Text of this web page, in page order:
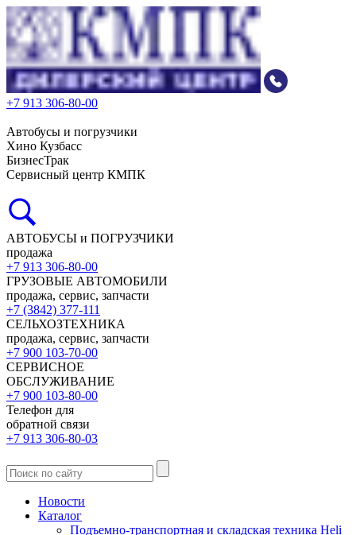
+7 913 306-80-00
Автобусы и погрузчики
Хино Кузбасс
БизнесТрак
Сервисный центр КМПК
АВТОБУСЫ и ПОГРУЗЧИКИ
продажа
+7 913 306-80-00
ГРУЗОВЫЕ АВТОМОБИЛИ
продажа, сервис, запчасти
+7 (3842) 377-111
СЕЛЬХОЗТЕХНИКА
продажа, сервис, запчасти
+7 900 103-70-00
СЕРВИСНОЕ
ОБСЛУЖИВАНИЕ
+7 900 103-80-00
Телефон для
обратной связи
+7 913 306-80-03
Новости
Каталог
Подъемно-транспортная и складская техника Heli